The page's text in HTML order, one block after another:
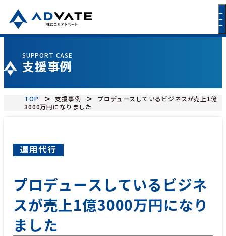
SUPPORT CASE
支援事例
TOP 支援事例
プロデュースしているビジネスが売上1億
3000万円になりました
運用代行
プロデュースしているビジネ
スが売上1億3000万円になり
ました